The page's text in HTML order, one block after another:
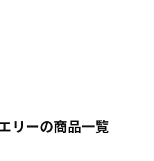
リーの商品一覧